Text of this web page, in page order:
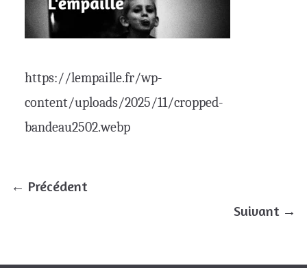
https://lempaille.fr/wp-
content/uploads/2025/11/cropped-
bandeau2502.webp
← Précédent
Suivant →